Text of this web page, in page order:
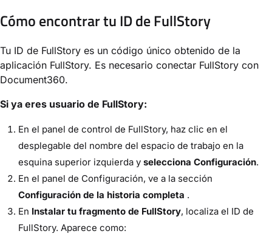
Cómo encontrar tu ID de FullStory
Tu ID de FullStory es un código único obtenido de la
aplicación FullStory. Es necesario conectar FullStory con
Document360.
Si ya eres usuario de FullStory:
En el panel de control de FullStory, haz clic en el
desplegable del nombre del espacio de trabajo en la
esquina superior izquierda y selecciona Configuración.
En el panel de Configuración, ve a la sección
Configuración de la historia completa .
En Instalar tu fragmento de FullStory, localiza el ID de
FullStory. Aparece como: